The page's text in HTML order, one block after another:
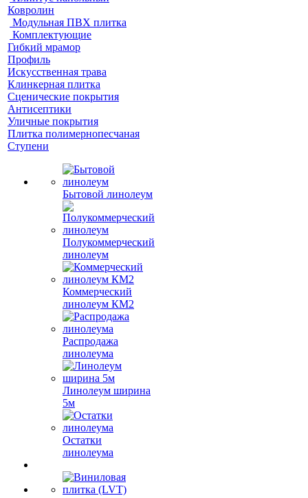
Ковролин
Модульная ПВХ плитка
Комплектующие
Гибкий мрамор
Профиль
Искусственная трава
Клинкерная плитка
Сценические покрытия
Антисептики
Уличные покрытия
Плитка полимернопесчаная
Ступени
Бытовой линолеум
Полукоммерческий
линолеум
Коммерческий
линолеум КМ2
Распродажа
линолеума
Линолеум ширина
5м
Остатки
линолеума